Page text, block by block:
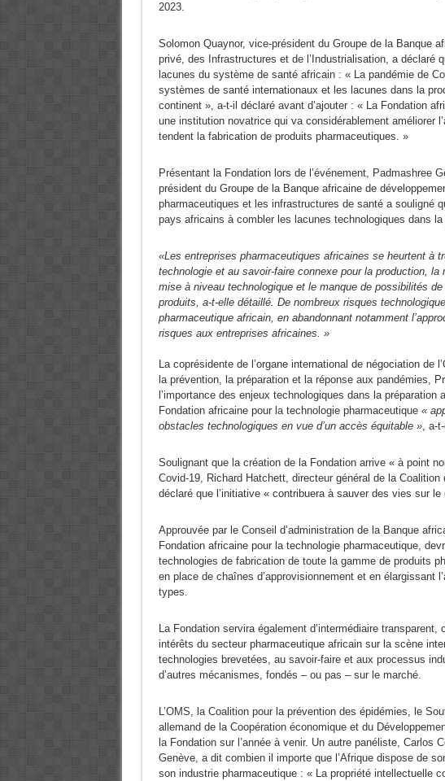
2023.
Solomon Quaynor, vice-président du Groupe de la Banque
privé, des Infrastructures et de l’Industrialisation, a déclaré
lacunes du système de santé africain : « La pandémie de
systèmes de santé internationaux et les lacunes dans la
continent », a-t-il déclaré avant d’ajouter : « La Fondation
une institution novatrice qui va considérablement améliorer
tendent la fabrication de produits pharmaceutiques. »
Présentant la Fondation lors de l’événement, Padmashree
président du Groupe de la Banque africaine de
pharmaceutiques et les infrastructures de santé a souligné
pays africains à combler les lacunes technologiques dans
«Les entreprises pharmaceutiques africaines se heurtent à
technologie et au savoir-faire connexe pour la production,
mise à niveau technologique et le manque de possibilités
produits, a-t-elle détaillé. De nombreux risques
pharmaceutique africain, en abandonnant notamment
risques aux entreprises africaines. »
La coprésidente de l’organe international de négociation de
la prévention, la préparation et la réponse aux pandémies,
l’importance des enjeux technologiques dans la
Fondation africaine pour la technologie pharmaceutique «
obstacles technologiques en vue d’un accès équitable », a-
Soulignant que la création de la Fondation arrive « à point
Covid-19, Richard Hatchett, directeur général de la
déclaré que l’initiative « contribuera à sauver des vies sur le
Approuvée par le Conseil d’administration de la Banque
Fondation africaine pour la technologie pharmaceutique,
technologies de fabrication de toute la gamme de produits
en place de chaînes d’approvisionnement et en élargissant
types.
La Fondation servira également d’intermédiaire
intérêts du secteur pharmaceutique africain sur la scène
technologies brevetées, au savoir-faire et aux processus
d’autres mécanismes, fondés – ou pas – sur le marché.
L’OMS, la Coalition pour la prévention des épidémies, le
allemand de la Coopération économique et du
la Fondation sur l’année à venir. Un autre panéliste, Carlos
Genève, a dit combien il importe que l’Afrique dispose de
son industrie pharmaceutique : « La propriété intellectuelle